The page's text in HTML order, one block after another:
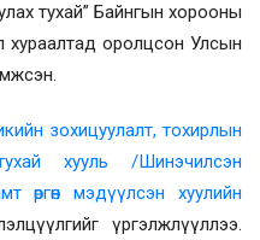
тухай” Байнгын хорооны
хураалтад оролцсон Улсын
зохицуулалт, тохирлын
хууль /Шинэчилсэн
өргөн мэдүүлсэн хуулийн
үргэлжлүүллээ.